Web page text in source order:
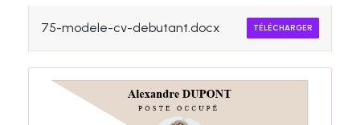
75-modele-cv-debutant.docx TÉLÉCHARGER